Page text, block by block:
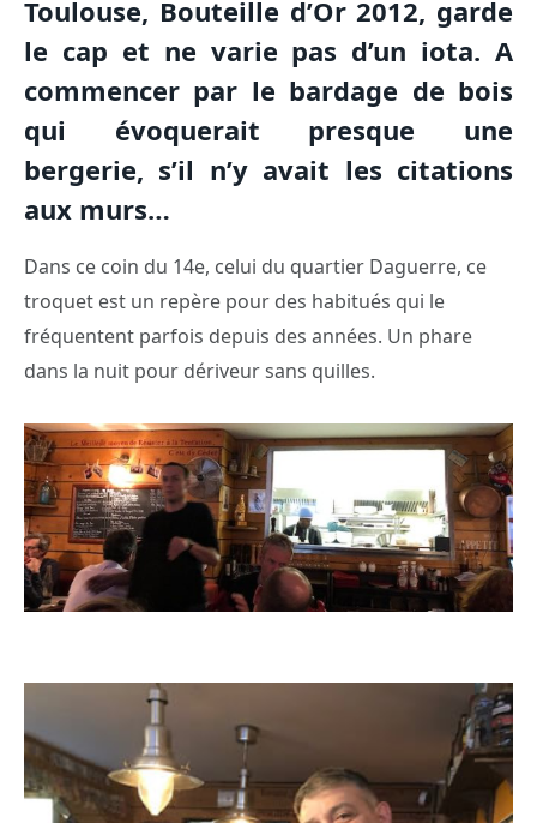
Toulouse, Bouteille d’Or 2012, garde
le cap et ne varie pas d’un iota. A
commencer par le bardage de bois
qui évoquerait presque une
bergerie, s’il n’y avait les citations
aux murs…
Dans ce coin du 14e, celui du quartier Daguerre, ce
troquet est un repère pour des habitués qui le
fréquentent parfois depuis des années. Un phare
dans la nuit pour dériveur sans quilles.